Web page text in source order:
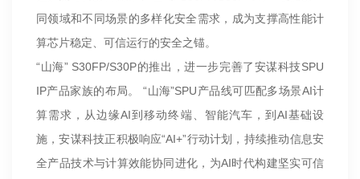
同领域和不同场景的多样化安全需求，成为支撑高性能计
算芯片稳定、可信运行的安全之锚。
“山海” S30FP/S30P的推出，进一步完善了安谋科技SPU
IP产品家族的布局。 “山海”SPU产品线可匹配多场景AI计
算需求，从边缘AI到移动终端、智能汽车，到AI基础设
施，安谋科技正积极响应“AI+”行动计划，持续推动信息安
全产品技术与计算效能协同进化，为AI时代构建坚实可信